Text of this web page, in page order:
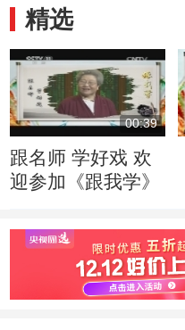
精选
00:39
跟名师 学好戏 欢
迎参加《跟我学》